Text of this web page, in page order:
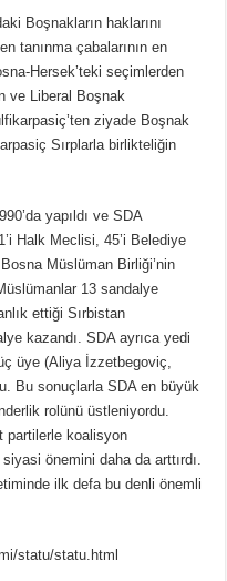
Boşnakların haklarını
tanınma çabalarının en
Hersek’teki seçimlerden
ve Liberal Boşnak
ziyade Boşnak
Sırplarla birlikteliğin
yapıldı ve SDA
Halk Meclisi, 45’i Belediye
Müslüman Birliği’nin
13 sandalye
ettiği Sırbistan
kazandı. SDA ayrıca yedi
üye (Aliya İzzetbegoviç,
Bu sonuçlarla SDA en büyük
rolünü üstleniyordu.
partilerle koalisyon
önemini daha da arttırdı.
ilk defa bu denli önemli
statu/statu.html